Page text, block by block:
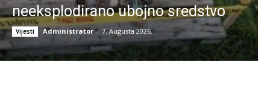
neeksplodirano ubojno sredstvo
Vijesti Administrator - 7. Augusta 2026.